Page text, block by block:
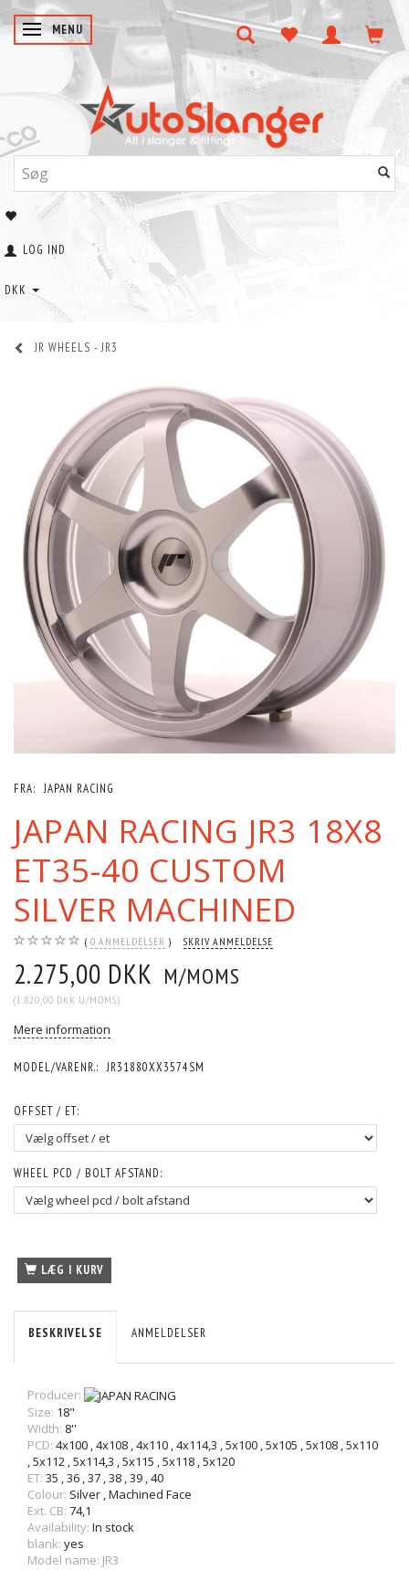
SKIFTE NAVIGATION
MENU
LOG IND
DKK
JR WHEELS - JR3
FRA: JAPAN RACING
JAPAN RACING JR3 18X8
ET35-40 CUSTOM
SILVER MACHINED
0 ANMELDELSER SKRIV ANMELDELSE
2.275,00 DKK M/MOMS
(1.820,00 DKK U/MOMS)
Mere information
MODEL/VARENR.: JR31880XX3574SM
OFFSET / ET:
WHEEL PCD / BOLT AFSTAND:
LÆG I KURV
BESKRIVELSE ANMELDELSER
Producer:
Size: 18"
Width: 8''
PCD: 4x100 ,4x108 ,4x110 ,4x114,3 ,5x100 ,5x105 ,5x108 ,5x110
,5x112 ,5x114,3 ,5x115 ,5x118 ,5x120
ET: 35 ,36 ,37 ,38 ,39 ,40
Colour: Silver ,Machined Face
Ext. CB: 74,1
Availability: In stock
blank: yes
Model name: JR3